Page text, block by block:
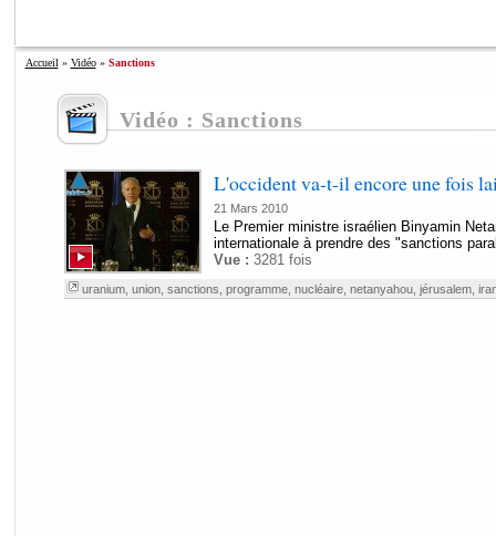
Accueil » Vidéo» Sanctions
Vidéo : Sanctions
L'occident va-t-il encore une fois
21 Mars 2010
Le Premier ministre israélien Binyamin
internationale à prendre des "sanctions
Vue : 3281 fois
uranium, union, sanctions programme, nucléaire, netanyahou, jérusalem,